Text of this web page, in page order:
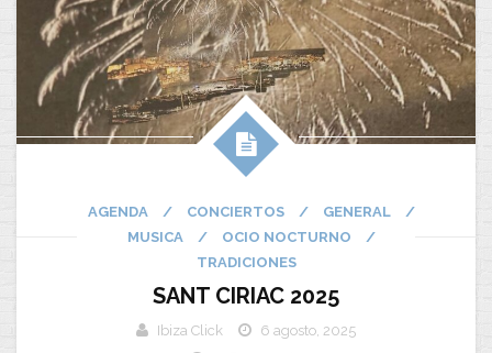
AGENDA / CONCIERTOS / GENERAL
/
MUSICA
/ OCIO NOCTURNO
/
TRADICIONES
SANT CIRIAC 2025
Ibiza Click
6 agosto, 2025